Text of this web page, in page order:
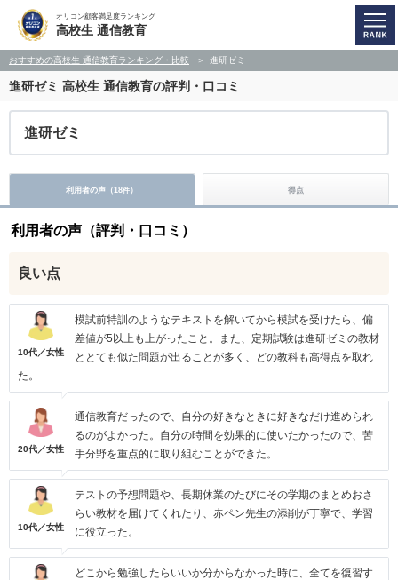
オリコン顧客満足度ランキング
高校生 通信教育
おすすめの高校生 通信教育ランキング・比較 進研ゼミ
進研ゼミ 高校生 通信教育の評判・口コミ
進研ゼミ
利用者の声（18件） 得点
利用者の声（評判・口コミ）
良い点
10代／女性
模試前特訓のようなテキストを解いてから模試を受けたら、偏
差値が5以上も上がったこと。また、定期試験は進研ゼミの教材
ととても似た問題が出ることが多く、どの教科も高得点を取れ
た。
20代／女性
通信教育だったので、自分の好きなときに好きなだけ進められ
るのがよかった。自分の時間を効果的に使いたかったので、苦
手分野を重点的に取り組むことができた。
10代／女性
テストの予想問題や、長期休業のたびにその学期のまとめおさ
らい教材を届けてくれたり、赤ペン先生の添削が丁寧で、学習
に役立った。
どこから勉強したらいいか分からなかった時に、全てを復習す